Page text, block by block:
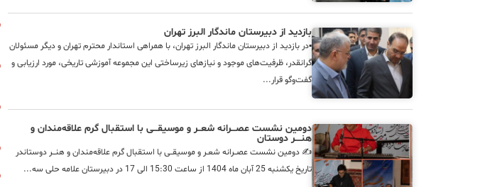
بازدید از دبیرستان ماندگار البرز تهران
▪️در بازدید از دبیرستان ماندگار البرز تهران، با همراهی استاندار محترم تهران و دیگر مسئولان
گرانقدر، ظرفیت‌های موجود و نیازهای زیرساختی این مجموعه آموزشی تاریخی، مورد ارزیابی و
گفت‌وگو قرار...
دومین نشست عصـــرانه شعــر و موسیقـــی با استقبال گرم علاقه‌مندان و
هنــــر دوستان
✍️ دومین نشست عصـــرانه شعــر و موسیقـــی با استقبال گرم علاقه‌مندان و هنــــر دوستاندر
تاریخ یکشنبه 25 آبان ماه 1404 از ساعت 15:30 الی 17 در دبیرستان علامه حلی سه...